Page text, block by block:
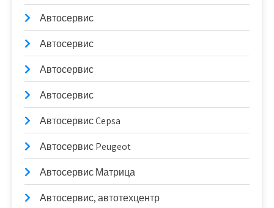
Автосервис
Автосервис
Автосервис
Автосервис
Автосервис Cepsa
Автосервис Peugeot
Автосервис Матрица
Автосервис, автотехцентр